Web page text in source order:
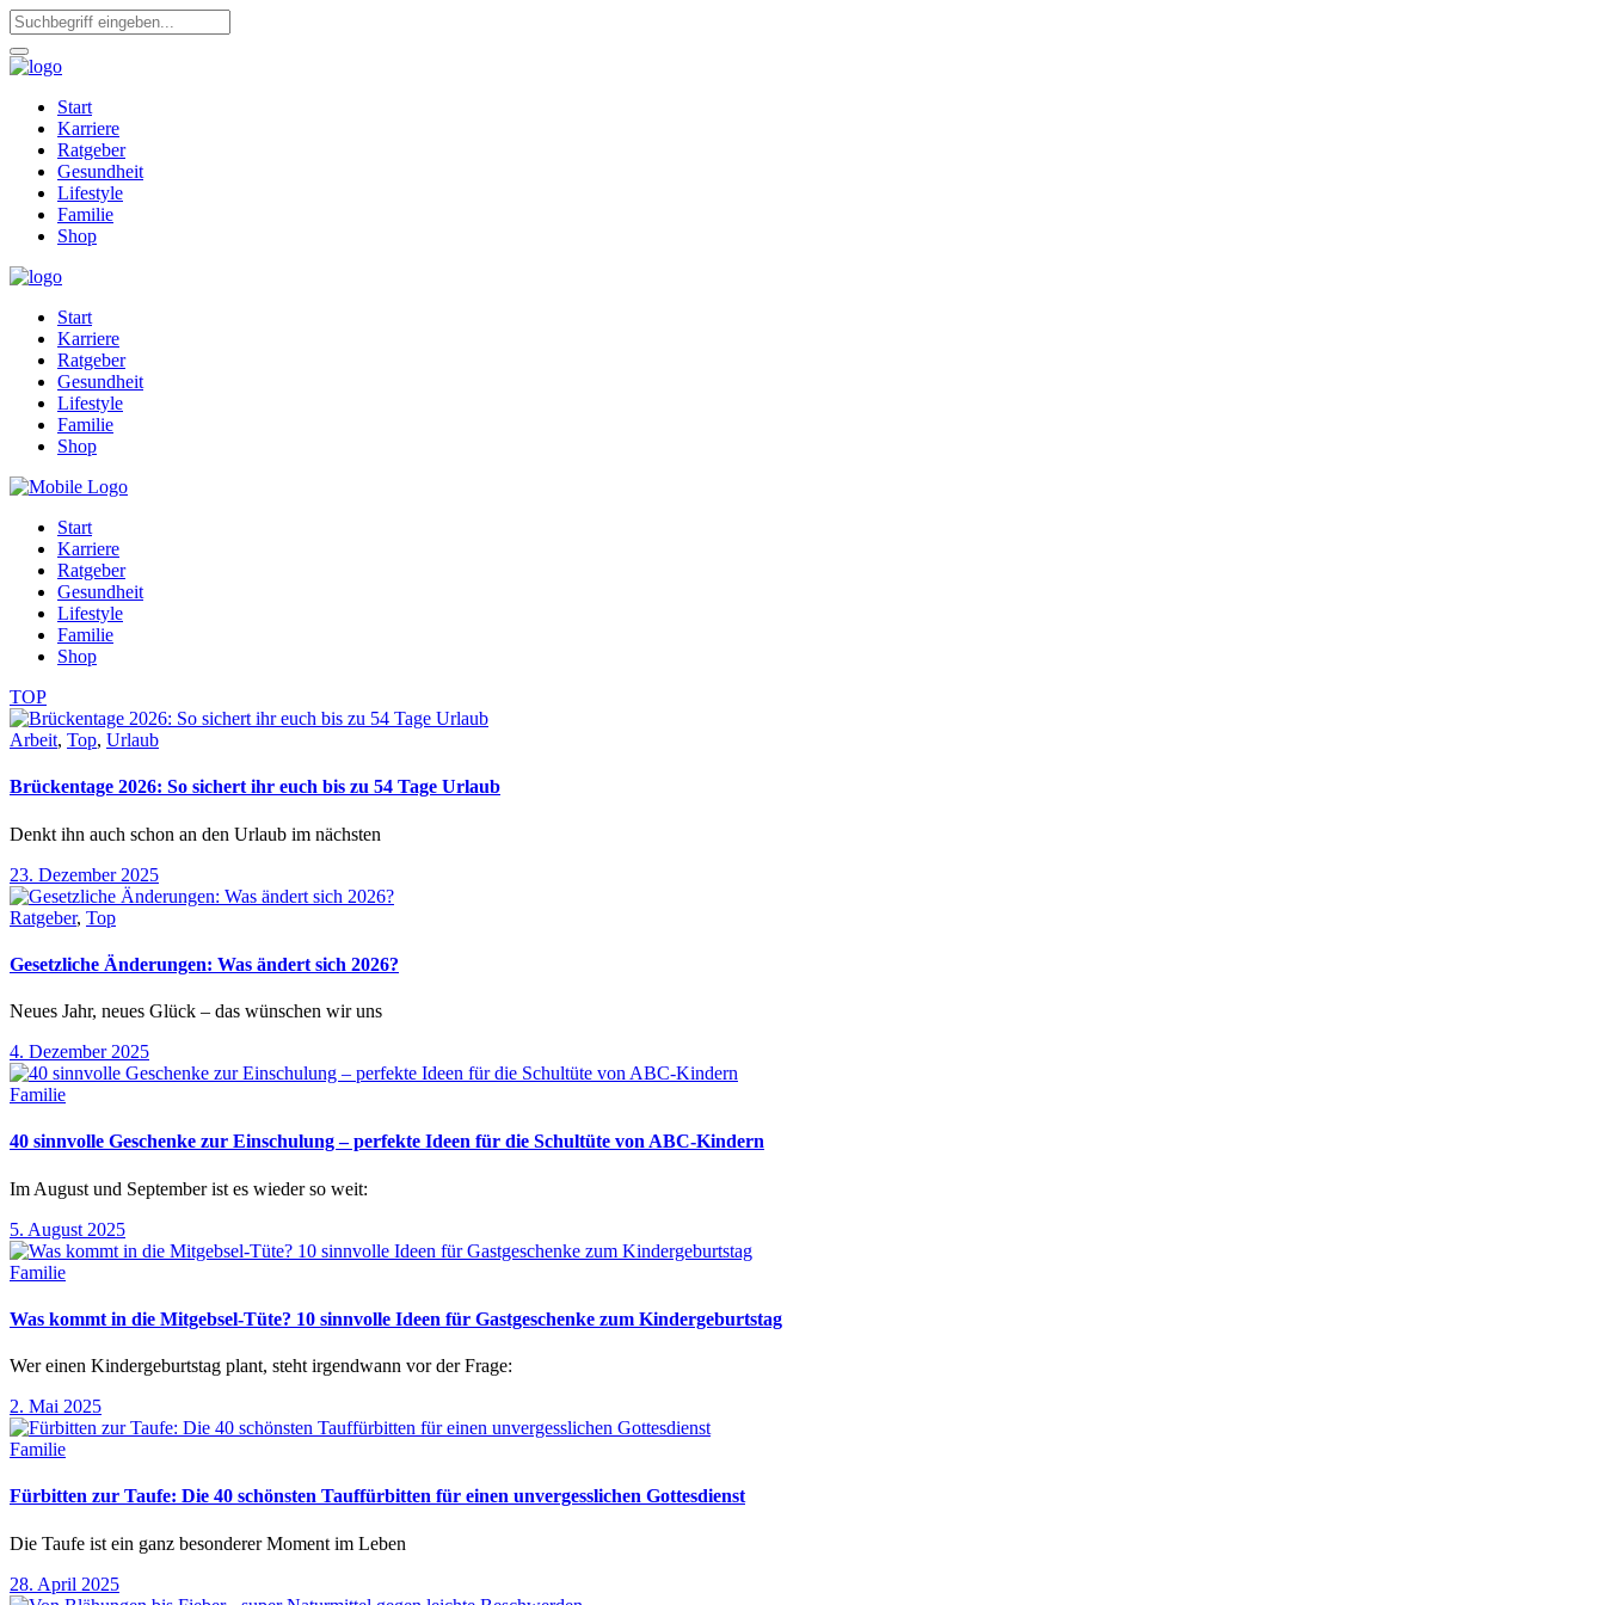
Start
Karriere
Ratgeber
Gesundheit
Lifestyle
Familie
Shop
Start
Karriere
Ratgeber
Gesundheit
Lifestyle
Familie
Shop
Start
Karriere
Ratgeber
Gesundheit
Lifestyle
Familie
Shop
TOP
Arbeit, Top, Urlaub
Brückentage 2026: So sichert ihr euch bis zu 54 Tage Urlaub
Denkt ihn auch schon an den Urlaub im nächsten
23. Dezember 2025
Ratgeber, Top
Gesetzliche Änderungen: Was ändert sich 2026?
Neues Jahr, neues Glück – das wünschen wir uns
4. Dezember 2025
Familie
40 sinnvolle Geschenke zur Einschulung – perfekte Ideen für die Schultüte von ABC-Kindern
Im August und September ist es wieder so weit:
5. August 2025
Familie
Was kommt in die Mitgebsel-Tüte? 10 sinnvolle Ideen für Gastgeschenke zum Kindergeburtstag
Wer einen Kindergeburtstag plant, steht irgendwann vor der Frage:
2. Mai 2025
Familie
Fürbitten zur Taufe: Die 40 schönsten Tauffürbitten für einen unvergesslichen Gottesdienst
Die Taufe ist ein ganz besonderer Moment im Leben
28. April 2025